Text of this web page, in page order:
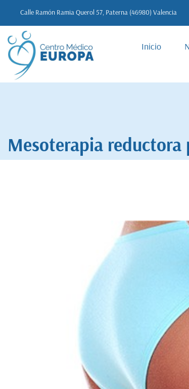
Calle Ramón Ramia Querol 57, Paterna (46980) Valencia
Inicio
Mesoterapia reductora